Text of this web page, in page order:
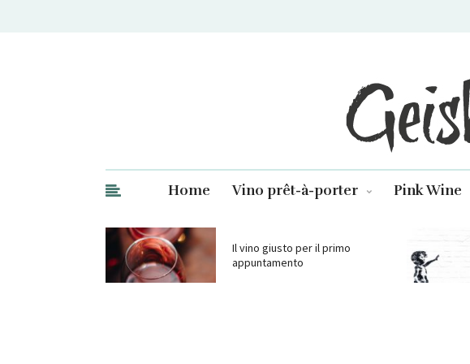
Home Vino prêt-à-porter Pink Wine
Il vino giusto per il primo
appuntamento